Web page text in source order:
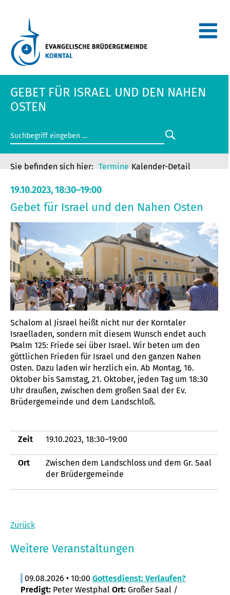
GEBET FÜR ISRAEL UND DEN NAHEN
OSTEN
Termine Kalender-Detail
19.10.2023, 18:30–19:00
Gebet für Israel und den Nahen Osten
Schalom al Jisrael heißt nicht nur der Korntaler
Israelladen, sondern mit diesem Wunsch endet auch
Psalm 125: Friede sei über Israel. Wir beten um den
göttlichen Frieden für Israel und den ganzen Nahen
Osten. Dazu laden wir herzlich ein. Ab Montag, 16.
Oktober bis Samstag, 21. Oktober, jeden Tag um 18:30
Uhr draußen, zwischen dem großen Saal der Ev.
Brüdergemeinde und dem Landschloß.
Zeit 19.10.2023, 18:30–19:00
Ort
Zwischen dem Landschloss und dem Gr. Saal
der Brüdergemeinde
Zurück
Weitere Veranstaltungen
09.08.2026 • 10:00 Gottesdienst: Verlaufen?
Predigt: Peter Westphal Ort: Großer Saal /